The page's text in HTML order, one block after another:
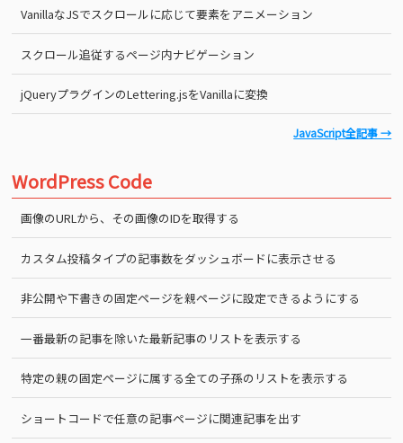
VanillaなJSでスクロールに応じて要素をアニメーション
スクロール追従するページ内ナビゲーション
jQueryプラグインのLettering.jsをVanillaに変換
JavaScript全記事 →
WordPress Code
画像のURLから、その画像のIDを取得する
カスタム投稿タイプの記事数をダッシュボードに表示させる
非公開や下書きの固定ページを親ページに設定できるようにする
一番最新の記事を除いた最新記事のリストを表示する
特定の親の固定ページに属する全ての子孫のリストを表示する
ショートコードで任意の記事ページに関連記事を出す